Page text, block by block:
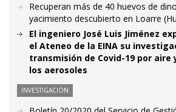
Recuperan más de 40 huevos de
yacimiento descubierto en Loarre
El ingeniero José Luis Jiménez
el Ateneo de la EINA su
transmisión de Covid-19 por aire
los aerosoles
INVESTIGACIÓN